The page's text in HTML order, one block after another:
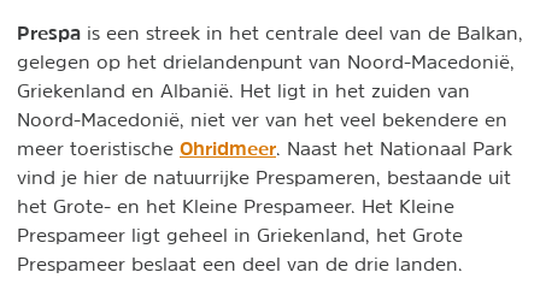
Prespa is een streek in het centrale deel van de Balkan,
gelegen op het drielandenpunt van Noord-Macedonië,
Griekenland en Albanië. Het ligt in het zuiden van
Noord-Macedonië, niet ver van het veel bekendere en
meer toeristische Ohridmeer . Naast het Nationaal Park
vind je hier de natuurrijke Prespameren, bestaande uit
het Grote- en het Kleine Prespameer. Het Kleine
Prespameer ligt geheel in Griekenland, het Grote
Prespameer beslaat een deel van de drie landen.